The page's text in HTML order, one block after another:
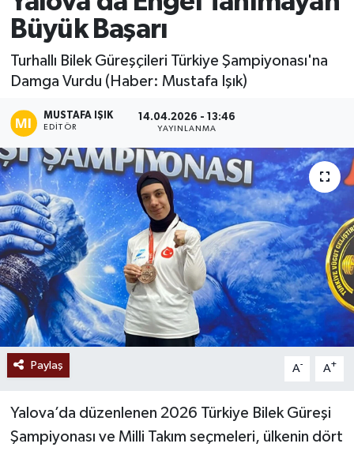
Büyük Başarı
Turhallı Bilek Güreşçileri Türkiye Şampiyonası'na
Damga Vurdu (Haber: Mustafa Işık)
MUSTAFA IŞIK
EDITÖR
14.04.2026 - 13:46
YAYINLANMA
Paylaş A- A+
Yalova’da düzenlenen 2026 Türkiye Bilek Güreşi
Şampiyonası ve Milli Takım seçmeleri, ülkenin dört
Ekonomi
Sağlık
Tokat Haber